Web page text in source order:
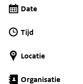
Date
Tijd
Locatie
Organisatie